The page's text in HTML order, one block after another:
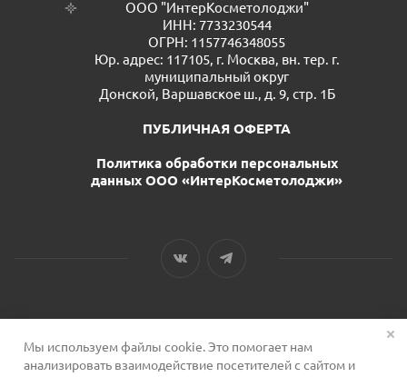
ООО "ИнтерКосметолоджи"
ИНН: 7733230544
ОГРН: 1157746348055
Юр. адрес: 117105, г. Москва, вн. тер. г.
муниципальный округ
Донской, Варшавское ш., д. 9, стр. 1Б
ПУБЛИЧНАЯ ОФЕРТА
Политика обработки персональных
данных ООО «ИнтерКосметолоджи»
2026 © Сервис для косметологов
Мы используем файлы cookie. Это помогает нам
анализировать взаимодействие посетителей с сайтом и